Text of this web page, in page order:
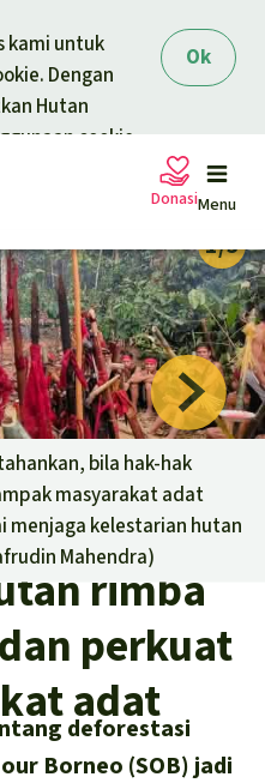
Ok
kami untuk
Dengan
Hutan
cookie.
Menu
Berita demi Hutan
Donasi
tema
hewan
hujan
bila hak-hak
masyarakat adat
menjaga kelestarian hutan
Mahendra)
rimba
perkuat
adat
deforestasi
Borneo (SOB) jadi